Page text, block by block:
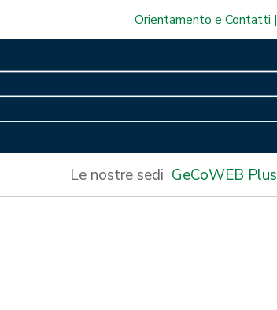
Orientamento e Contatti
Le nostre sedi GeCoWEB Plus